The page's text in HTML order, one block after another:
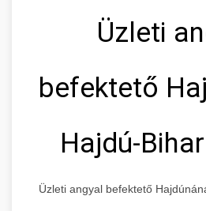
Üzleti
befektető
Hajdú-
Üzleti angyal befektető